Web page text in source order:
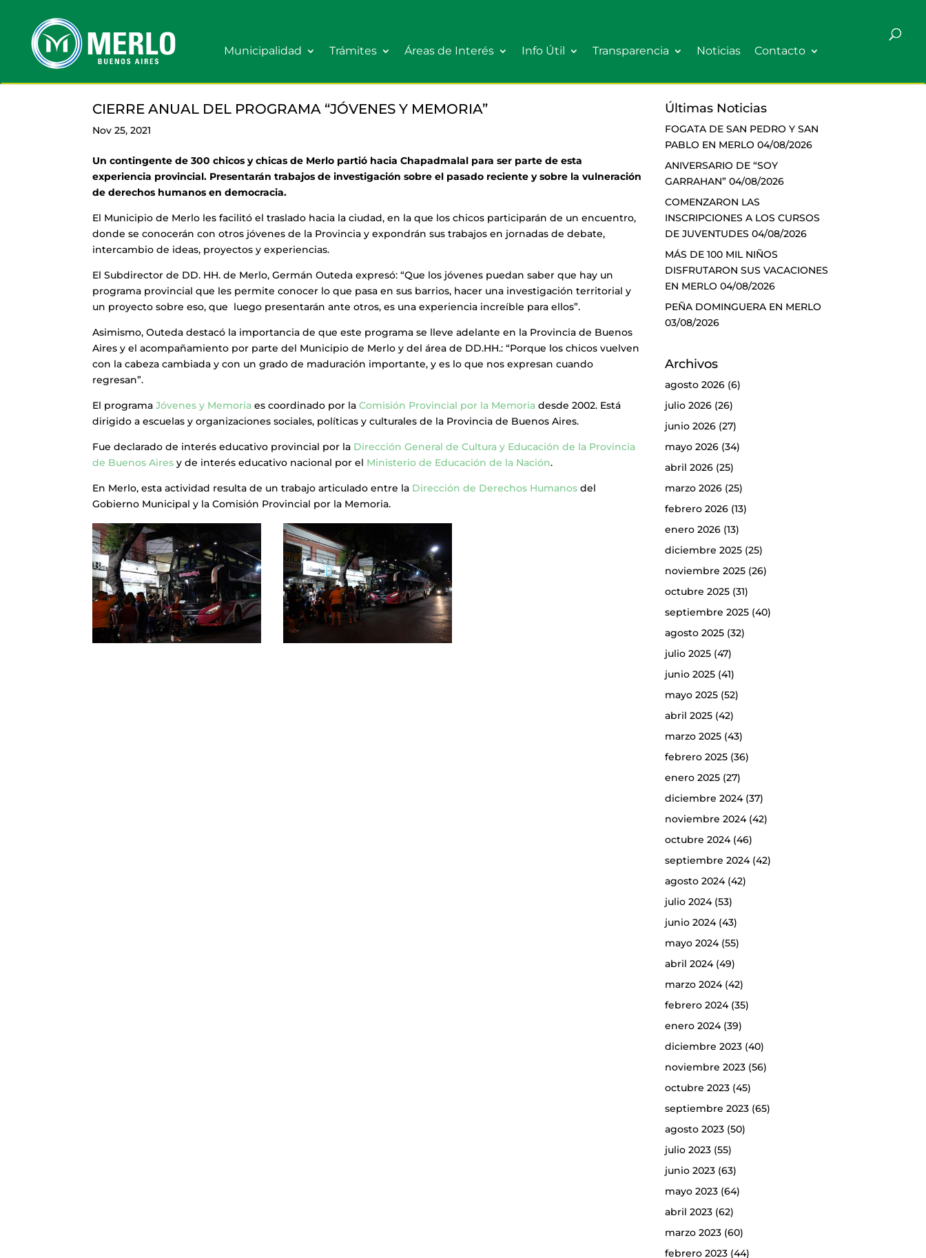
Municipalidad Trámites Áreas de Interés Info Útil Transparencia Noticias Contacto
CIERRE ANUAL DEL PROGRAMA “JÓVENES Y MEMORIA”
Nov 25, 2021
Un contingente de 300 chicos y chicas de Merlo partió hacia Chapadmalal para ser parte de esta
experiencia provincial. Presentarán trabajos de investigación sobre el pasado reciente y sobre la vulneración
de derechos humanos en democracia.
El Municipio de Merlo les facilitó el traslado hacia la ciudad, en la que los chicos participarán de un encuentro,
donde se conocerán con otros jóvenes de la Provincia y expondrán sus trabajos en jornadas de debate,
intercambio de ideas, proyectos y experiencias.
El Subdirector de DD. HH. de Merlo, Germán Outeda expresó: “Que los jóvenes puedan saber que hay un
programa provincial que les permite conocer lo que pasa en sus barrios, hacer una investigación territorial y
un proyecto sobre eso, que luego presentarán ante otros, es una experiencia increíble para ellos”.
Asimismo, Outeda destacó la importancia de que este programa se lleve adelante en la Provincia de Buenos
Aires y el acompañamiento por parte del Municipio de Merlo y del área de DD.HH.: “Porque los chicos vuelven
con la cabeza cambiada y con un grado de maduración importante, y es lo que nos expresan cuando
regresan”.
El programaJóvenes y Memoria es coordinado por laComisión Provincial por la Memoria desde 2002. Está
dirigido a escuelas y organizaciones sociales, políticas y culturales de la Provincia de Buenos Aires.
Fue declarado de interés educativo provincial por la Dirección General de Cultura y Educación de la Provincia
de Buenos Aires y de interés educativo nacional por el Ministerio de Educación de la Nación.
En Merlo, esta actividad resulta de un trabajo articulado entre la Dirección de Derechos Humanos del
Gobierno Municipal y la Comisión Provincial por la Memoria.
Últimas Noticias
FOGATA DE SAN PEDRO Y SAN
PABLO EN MERLO 04/08/2026
ANIVERSARIO DE “SOY
GARRAHAN” 04/08/2026
COMENZARON LAS
INSCRIPCIONES A LOS CURSOS
DE JUVENTUDES 04/08/2026
MÁS DE 100 MIL NIÑOS
DISFRUTARON SUS VACACIONES
EN MERLO 04/08/2026
PEÑA DOMINGUERA EN MERLO
03/08/2026
Archivos
agosto 2026(6)
julio 2026(26)
junio 2026(27)
mayo 2026(34)
abril 2026(25)
marzo 2026(25)
febrero 2026(13)
enero 2026(13)
diciembre 2025(25)
noviembre 2025(26)
octubre 2025(31)
septiembre 2025(40)
agosto 2025(32)
julio 2025(47)
junio 2025(41)
mayo 2025(52)
abril 2025(42)
marzo 2025(43)
febrero 2025(36)
enero 2025(27)
diciembre 2024(37)
noviembre 2024(42)
octubre 2024(46)
septiembre 2024(42)
agosto 2024(42)
julio 2024(53)
junio 2024(43)
mayo 2024(55)
abril 2024(49)
marzo 2024(42)
febrero 2024(35)
enero 2024(39)
diciembre 2023(40)
noviembre 2023(56)
octubre 2023(45)
septiembre 2023(65)
agosto 2023(50)
julio 2023(55)
junio 2023(63)
mayo 2023(64)
abril 2023(62)
marzo 2023(60)
febrero 2023(44)